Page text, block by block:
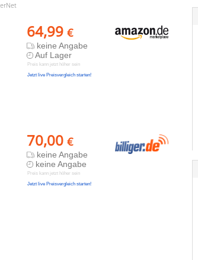
64,99 €
keine Angabe
Auf Lager
Preis kann jetzt höher sein
Jetzt live Preisvergleich starten!
70,00 €
keine Angabe
keine Angabe
Preis kann jetzt höher sein
Jetzt live Preisvergleich starten!